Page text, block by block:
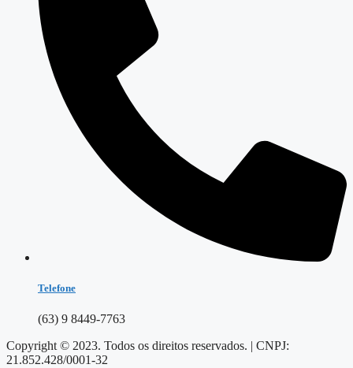
Telefone
(63) 9 8449-7763
Copyright © 2023. Todos os direitos reservados. | CNPJ:
21.852.428/0001-32